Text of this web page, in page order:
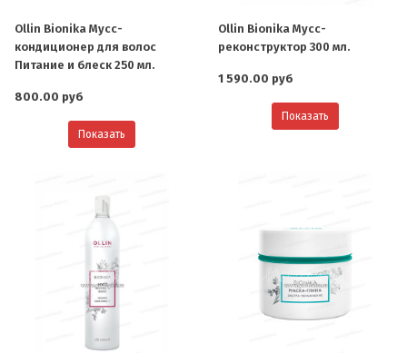
Ollin Bionika Мусс-
кондиционер для волос
Питание и блеск 250 мл.
800.00 руб
Показать
Ollin Bionika Мусс-
реконструктор 300 мл.
1 590.00 руб
Показать